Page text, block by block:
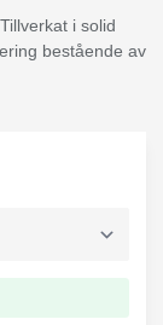
i solid
bestående av